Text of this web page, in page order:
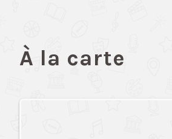
À la carte